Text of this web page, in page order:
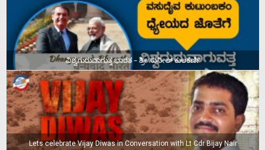
ವಿಶ್ವಗುರುವಾಗುತ್ತ ಭಾರತ – ಶ್ರೀ ಸುನೀಲ್‌ ಕುಲಕರ್ಣಿ
Lets celebrate Vijay Diwas in Conversation with Lt Cdr Bijay Nair